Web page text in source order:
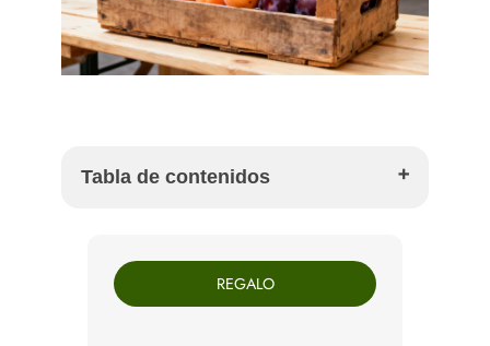
Tabla de contenidos
Tipos de frutas de hueso
Cuándo es temporada de las frutas de hueso
Cómo elegir fruta de hueso madura
REGALO